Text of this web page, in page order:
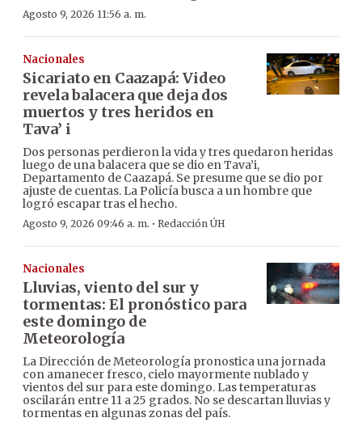
Agosto 9, 2026 11:56 a. m.
Nacionales
Sicariato en Caazapá: Video
revela balacera que deja dos
muertos y tres heridos en
Tava’ i
Dos personas perdieron la vida y tres quedaron heridas
luego de una balacera que se dio en Tava’i,
Departamento de Caazapá. Se presume que se dio por
ajuste de cuentas. La Policía busca a un hombre que
logró escapar tras el hecho.
Agosto 9, 2026 09:46 a. m. · Redacción ÚH
Nacionales
Lluvias, viento del sur y
tormentas: El pronóstico para
este domingo de
Meteorología
La Dirección de Meteorología pronostica una jornada
con amanecer fresco, cielo mayormente nublado y
vientos del sur para este domingo. Las temperaturas
oscilarán entre 11 a 25 grados. No se descartan lluvias y
tormentas en algunas zonas del país.